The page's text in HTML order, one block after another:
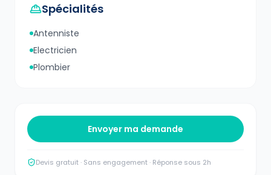
Spécialités
Antenniste
Electricien
Plombier
Envoyer ma demande
Devis gratuit · Sans engagement · Réponse sous 2h